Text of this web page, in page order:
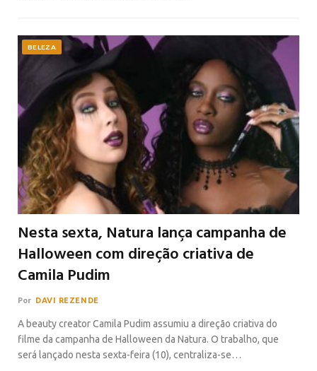
BELEZA
Nesta sexta, Natura lança campanha de
Halloween com direção criativa de
Camila Pudim
Por DAVI REZENDE
A beauty creator Camila Pudim assumiu a direção criativa do
filme da campanha de Halloween da Natura. O trabalho, que
será lançado nesta sexta-feira (10), centraliza-se…